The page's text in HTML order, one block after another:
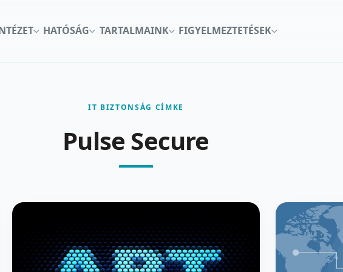
HATÓSÁG TARTALMAINK FIGYELMEZTETÉSEK
IT BIZTONSÁG CÍMKE
Pulse Secure